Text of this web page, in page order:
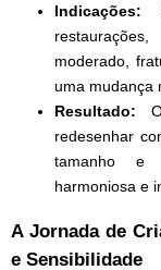
Indicações:
moderado,
uma mudança
Resultado:
redesenhar
tamanho e
harmoniosa e
A Jornada de
e Sensibilidade